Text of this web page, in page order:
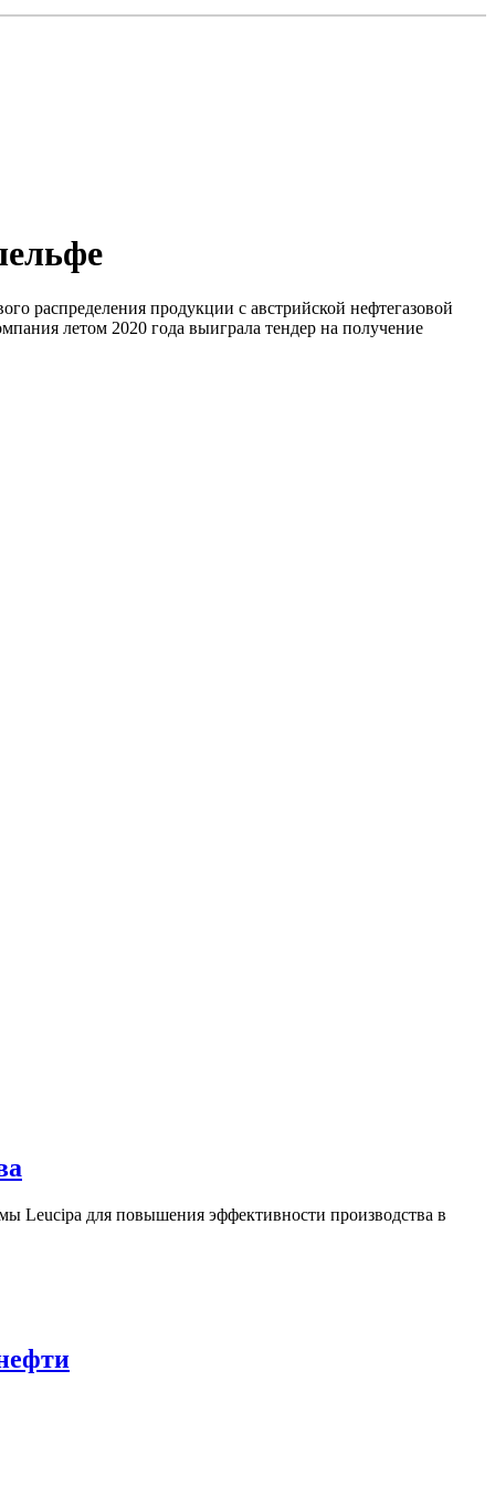
распределения продукции с австрийской нефтегазовой
летом 2020 года выиграла тендер на получение
Leucipa для повышения эффективности производства в